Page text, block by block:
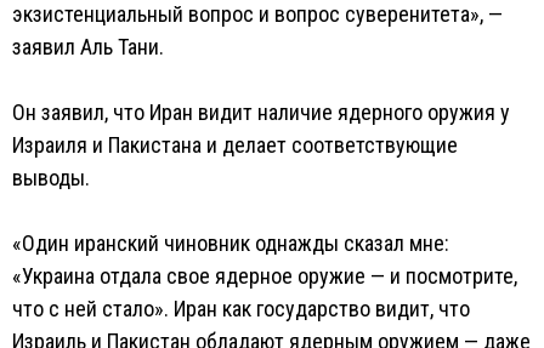
экзистенциальный вопрос и вопрос суверенитета», —
заявил Аль Тани.
Он заявил, что Иран видит наличие ядерного оружия у
Израиля и Пакистана и делает соответствующие
выводы.
«Один иранский чиновник однажды сказал мне:
«Украина отдала свое ядерное оружие — и посмотрите,
что с ней стало». Иран как государство видит, что
Израиль и Пакистан обладают ядерным оружием — даже